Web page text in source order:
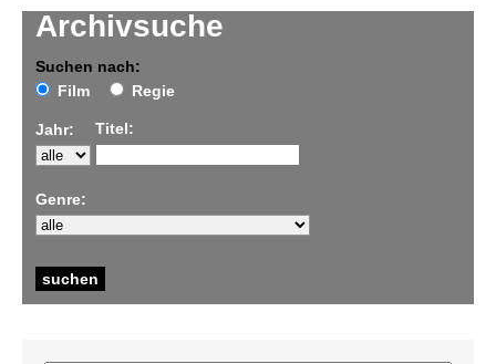
Archivsuche
Suchen nach:
Film
Regie
Jahr: Titel:
Genre: